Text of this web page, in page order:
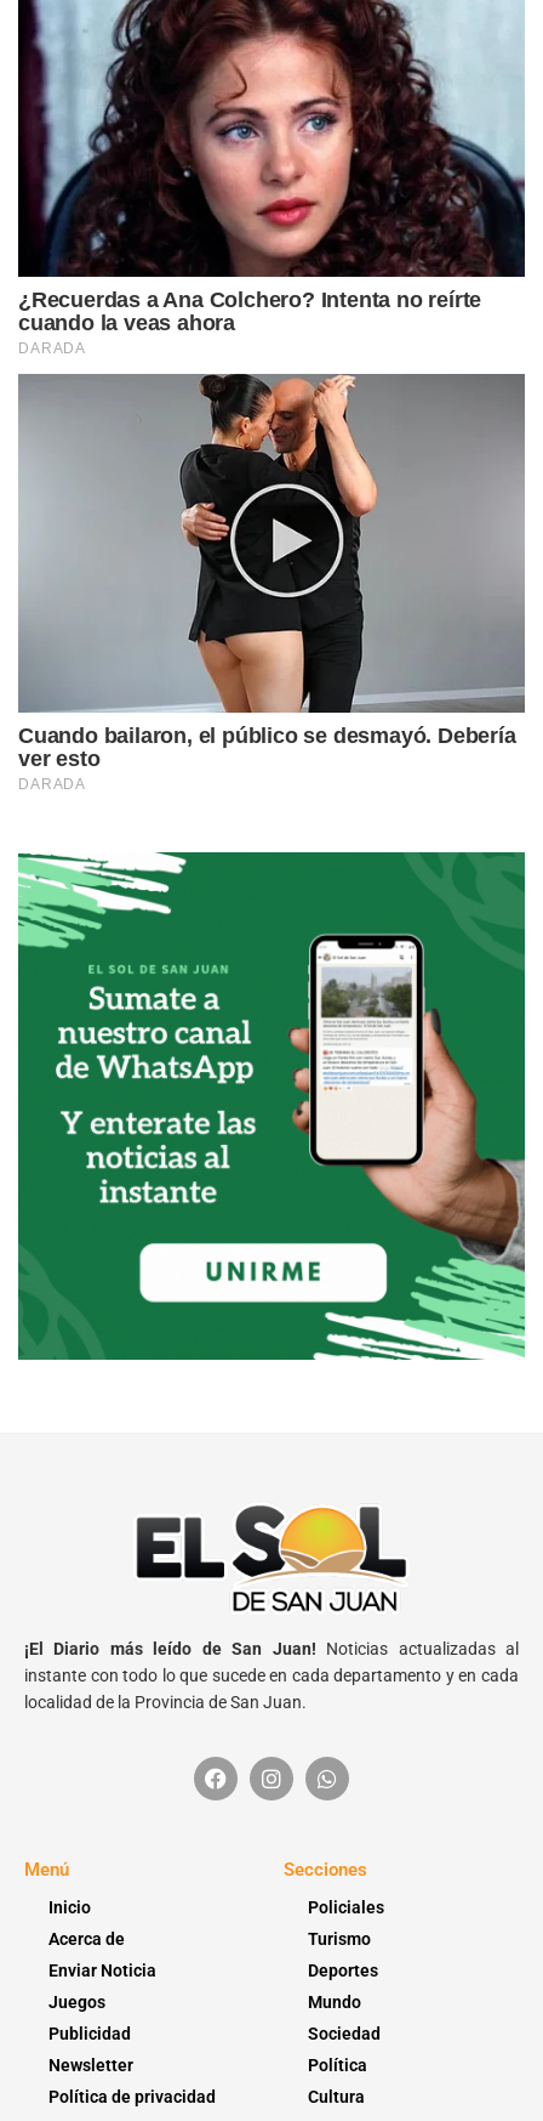
¡El Diario más leído de San Juan! Noticias actualizadas al
instante con todo lo que sucede en cada departamento y en cada
localidad de la Provincia de San Juan.
Menú
Inicio
Acerca de
Enviar Noticia
Juegos
Publicidad
Newsletter
Política de privacidad
Secciones
Policiales
Turismo
Deportes
Mundo
Sociedad
Política
Cultura